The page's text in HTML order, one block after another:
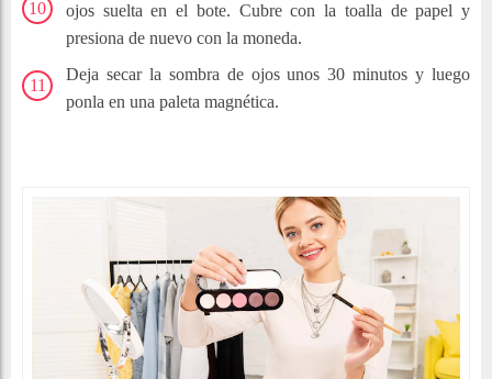
ojos suelta en el bote. Cubre con la toalla de papel y
presiona de nuevo con la moneda.
Deja secar la sombra de ojos unos 30 minutos y luego
ponla en una paleta magnética.